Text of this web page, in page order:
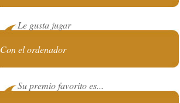
Le gusta jugar
Con el ordenador
Su premio favorito es...